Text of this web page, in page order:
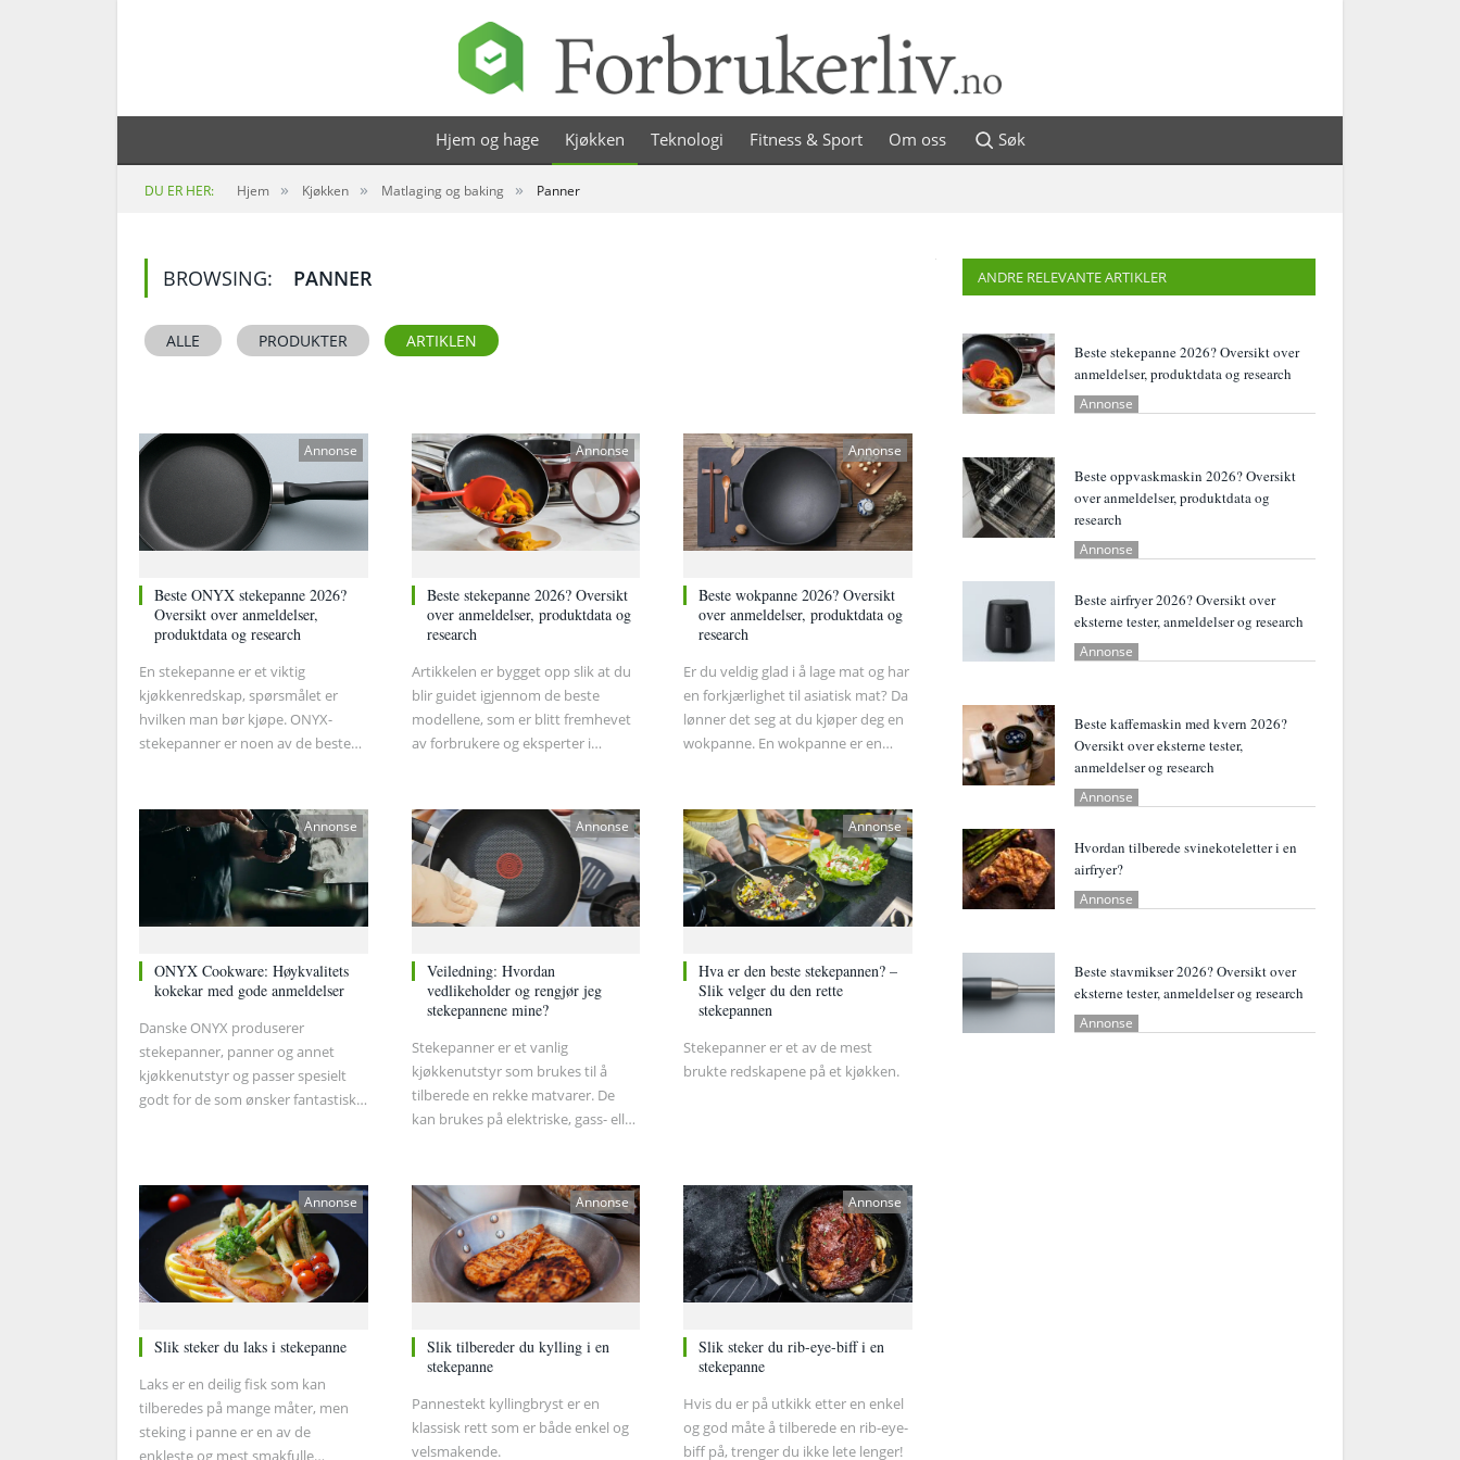
Hjem og hage Kjøkken Teknologi Fitness & Sport Om oss Søk
DU ER HER: Hjem » Kjøkken » Matlaging og baking » Panner
BROWSING: PANNER
ALLE PRODUKTER ARTIKLEN
Beste ONYX stekepanne 2026?
Oversikt over anmeldelser,
produktdata og research
En stekepanne er et viktig
kjøkkenredskap, spørsmålet er
hvilken man bør kjøpe. ONYX-
stekepanner er noen av de beste
materialer som gjør dem holdbare
og slitesterke. I tillegg varmes de
jevnt opp slik at maten tilberedes
Annonse
Beste stekepanne 2026? Oversikt
over anmeldelser, produktdata og
research
Artikkelen er bygget opp slik at du
blir guidet igjennom de beste
modellene, som er blitt fremhevet
av forbrukere og eksperter i
kan og hvordan de fungerer, og
deretter går vi mer konkret inn på
hva ekspertene og forbrukerne har
skrevet om hver enkelt
stekepanne.
Annonse
Beste wokpanne 2026? Oversikt
over anmeldelser, produktdata og
research
Er du veldig glad i å lage mat og har
en forkjærlighet til asiatisk mat? Da
lønner det seg at du kjøper deg en
wokpanne. En wokpanne er en
er sunn, rask og deilig.
Annonse
ONYX Cookware: Høykvalitets
kokekar med gode anmeldelser
Danske ONYX produserer
stekepanner, panner og annet
kjøkkenutstyr og passer spesielt
godt for de som ønsker fantastisk
mer fullstendig bilde av hvorfor
ONYX kokekar er populære i
skandinaviske kjøkken.
Annonse
Veiledning: Hvordan
vedlikeholder og rengjør jeg
stekepannene mine?
Stekepanner er et vanlig
kjøkkenutstyr som brukes til å
tilberede en rekke matvarer. De
kan brukes på elektriske, gass- eller
lurer du kanskje på hvordan du
skal rengjøre den på riktig måte.
Her er litt informasjon som kan
være nyttig for deg.
Annonse
Hva er den beste stekepannen? –
Slik velger du den rette
stekepannen
Stekepanner er et av de mest
brukte redskapene på et kjøkken.
Annonse
Slik steker du laks i stekepanne
Laks er en deilig fisk som kan
tilberedes på mange måter, men
steking i panne er en av de
enkleste og mest smakfulle
Annonse
Slik tilbereder du kylling i en
stekepanne
Pannestekt kyllingbryst er en
klassisk rett som er både enkel og
velsmakende.
Annonse
Slik steker du rib-eye-biff i en
stekepanne
Hvis du er på utkikk etter en enkel
og god måte å tilberede en rib-eye-
biff på, trenger du ikke lete lenger!
Annonse
ANDRE RELEVANTE ARTIKLER
Beste stekepanne 2026? Oversikt over
anmeldelser, produktdata og research
Annonse
Beste oppvaskmaskin 2026? Oversikt
over anmeldelser, produktdata og
research
Annonse
Beste airfryer 2026? Oversikt over
eksterne tester, anmeldelser og research
Annonse
Beste kaffemaskin med kvern 2026?
Oversikt over eksterne tester,
anmeldelser og research
Annonse
Hvordan tilberede svinekoteletter i en
airfryer?
Annonse
Beste stavmikser 2026? Oversikt over
eksterne tester, anmeldelser og research
Annonse